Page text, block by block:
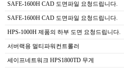
SAFE-1600H CAD 도면파일 요청드립니다.
SAFE-1600H CAD 도면파일 요청드립니다.
HPS-1000H 제품의 하부 도면 요청드립니다.
서버랙용 멀티파워컨트롤러
세이프네트워크 HPS1800TD 무게